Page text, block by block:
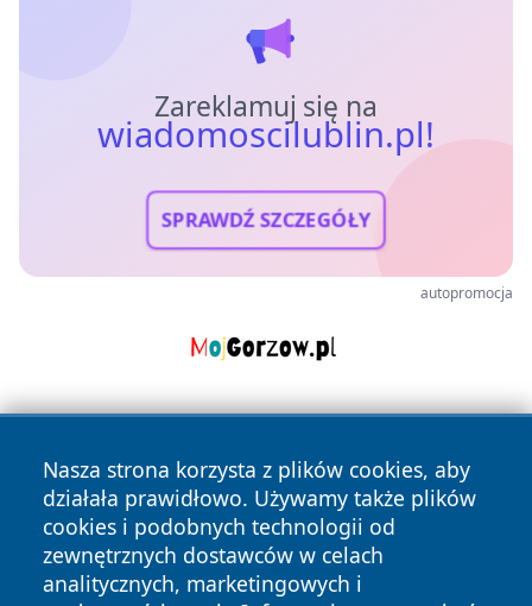
Zareklamuj się na
wiadomoscilublin.pl!
SPRAWDŹ SZCZEGÓŁY
autopromocja
Nasza strona korzysta z plików cookies, aby
działała prawidłowo. Używamy także plików
cookies i podobnych technologii od
zewnętrznych dostawców w celach
analitycznych, marketingowych i
Copyright © 2026 wiadomoscilublin.pl Wszystkie prawa
zastrzeżone.